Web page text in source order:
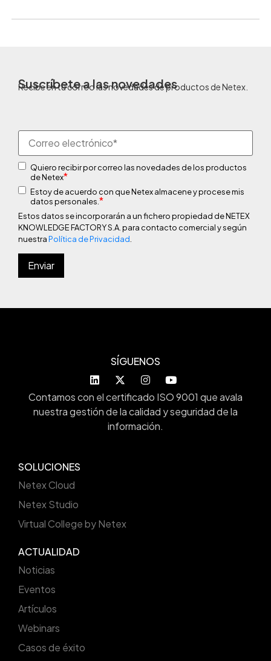
Suscríbete a las novedades
Recibe en tu correo las novedades de productos de Netex.
Quiero recibir por correo las novedades de los productos
de Netex*
Estoy de acuerdo con que Netex almacene y procese mis
datos personales. *
Estos datos se incorporarán a un fichero propiedad de NETEX
KNOWLEDGE FACTORY S.A. para contacto comercial y según
nuestraPolítica de Privacidad
SOLUCIONES
Netex Cloud
Netex Studio
Virtual College by Netex
ACTUALIDAD
Noticias
Eventos
Artículos
Webinars
Casos de éxito
SÍGUENOS
Contamos con el certificado ISO 9001 que avala
nuestra gestión de la calidad y seguridad de la
información.